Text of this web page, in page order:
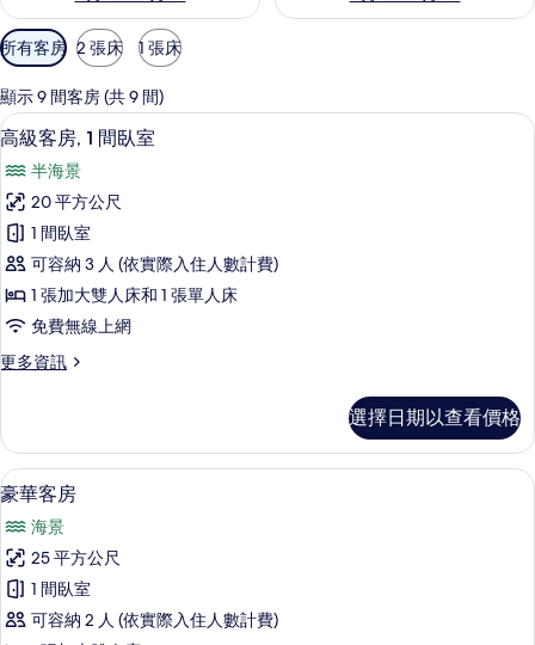
可
用
的
客
房
篩
選
條
件
所有客房 2 張床 1 張床
顯示 9 間客房 (共 9 間)
顯
示
高
級
客
房,
1
間
臥
的
所
有
相
片
高級客房, 1 間臥室 | 迷你吧、客房內
7
高級客房, 1 間臥室
半海景
20 平方公尺
1 間臥室
可容納 3 人 (依實際入住人數計費)
1 張加大雙人床和 1 張單人床
免費無線上網
更多資訊
更
客
房,
1
臥
室
的
詳
情
選擇日期以查看價格
顯
示
豪
華
客
房
豪華客房 | 迷你吧、客房內保險箱、
13
豪華客房
海景
25 平方公尺
1 間臥室
可容納 2 人 (依實際入住人數計費)